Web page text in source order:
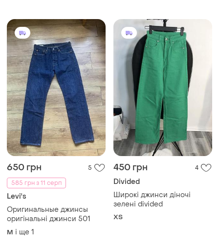
650 грн
5
585 грн з 11 серп
Levi's
Оригинальные джинсы
оригінальні джинси 501
M і ще 1
450 грн 4
Divided
Широкі джинси діночі
зелені divided
XS